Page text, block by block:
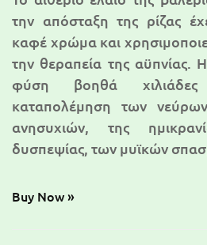
την απόσταξη της ρίζας
καφέ χρώμα και
την θεραπεία της αϋπνίας.
φύση βοηθά
καταπολέμηση των
ανησυχιών, της
δυσπεψίας, των μυϊκών
Buy Now »